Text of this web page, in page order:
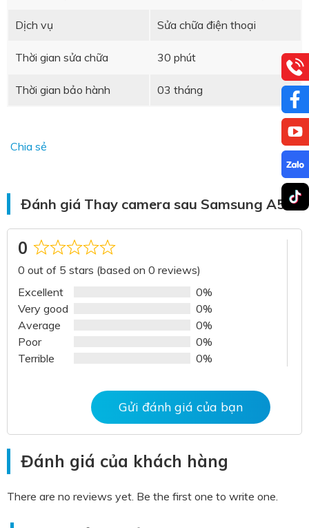
Dịch vụ Sửa chữa điện thoại
Thời gian sửa chữa 30 phút
Thời gian bảo hành 03 tháng
Chia sẻ
Đánh giá Thay camera sau Samsung A51
0
Rated
0
out
of
5
0 out of 5 stars (based on 0 reviews)
Excellent
0%
Very good
0%
Average
0%
Poor
0%
Terrible
0%
Gửi đánh giá của bạn
Đánh giá của khách hàng
There are no reviews yet. Be the first one to write one.